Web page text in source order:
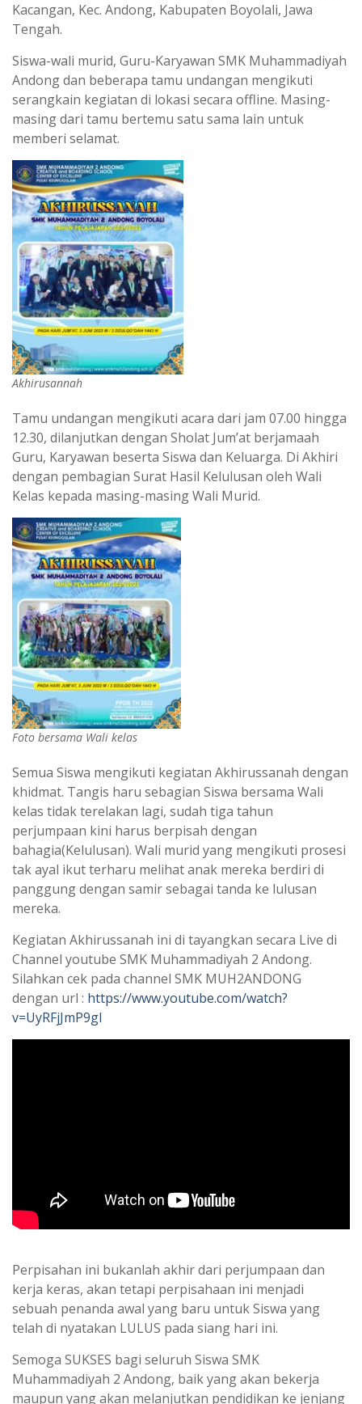
Kacangan, Kec. Andong, Kabupaten Boyolali, Jawa
Tengah.
Siswa-wali murid, Guru-Karyawan SMK Muhammadiyah
Andong dan beberapa tamu undangan mengikuti
serangkain kegiatan di lokasi secara offline. Masing-
masing dari tamu bertemu satu sama lain untuk
memberi selamat.
Akhirusannah
Tamu undangan mengikuti acara dari jam 07.00 hingga
12.30, dilanjutkan dengan Sholat Jum’at berjamaah
Guru, Karyawan beserta Siswa dan Keluarga. Di Akhiri
dengan pembagian Surat Hasil Kelulusan oleh Wali
Kelas kepada masing-masing Wali Murid.
Foto bersama Wali kelas
Semua Siswa mengikuti kegiatan Akhirussanah dengan
khidmat. Tangis haru sebagian Siswa bersama Wali
kelas tidak terelakan lagi, sudah tiga tahun
perjumpaan kini harus berpisah dengan
bahagia(Kelulusan). Wali murid yang mengikuti prosesi
tak ayal ikut terharu melihat anak mereka berdiri di
panggung dengan samir sebagai tanda ke lulusan
mereka.
Kegiatan Akhirussanah ini di tayangkan secara Live di
Channel youtube SMK Muhammadiyah 2 Andong.
Silahkan cek pada channel SMK MUH2ANDONG
dengan url : https://www.youtube.com/watch?
v=UyRFjJmP9gI
Perpisahan ini bukanlah akhir dari perjumpaan dan
kerja keras, akan tetapi perpisahaan ini menjadi
sebuah penanda awal yang baru untuk Siswa yang
telah di nyatakan LULUS pada siang hari ini.
Semoga SUKSES bagi seluruh Siswa SMK
Muhammadiyah 2 Andong, baik yang akan bekerja
maupun yang akan melanjutkan pendidikan ke jenjang